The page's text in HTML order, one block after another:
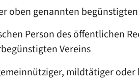
oben genannten
Person des öffentlichen
Vereins
mildtätiger oder